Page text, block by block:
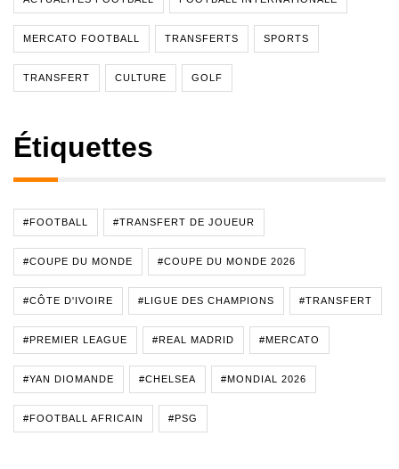
MERCATO FOOTBALL TRANSFERTS SPORTS
TRANSFERT CULTURE GOLF
Étiquettes
#FOOTBALL #TRANSFERT DE JOUEUR
#COUPE DU MONDE #COUPE DU MONDE 2026
#CÔTE D'IVOIRE #LIGUE DES CHAMPIONS #TRANSFERT
#PREMIER LEAGUE #REAL MADRID #MERCATO
#YAN DIOMANDE #CHELSEA #MONDIAL 2026
#FOOTBALL AFRICAIN #PSG